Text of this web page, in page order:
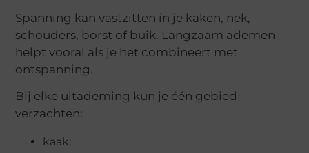
Spanning kan vastzitten in je kaken, nek,
schouders, borst of buik. Langzaam ademen
helpt vooral als je het combineert met
ontspanning.
Bij elke uitademing kun je één gebied
verzachten:
kaak;